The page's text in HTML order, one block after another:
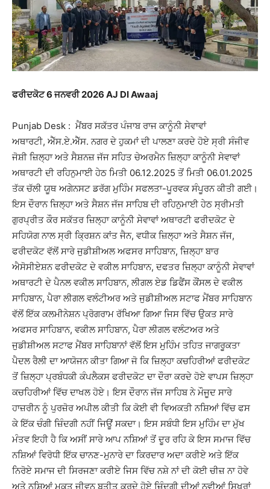
ਫਰੀਦਕੋਟ 6 ਜਨਵਰੀ 2026 AJ DI Awaaj
Punjab Desk : ਮੈਂਬਰ ਸਕੱਤਰ ਪੰਜਾਬ ਰਾਜ ਕਾਨੂੰਨੀ ਸੇਵਾਵਾਂ
ਅਥਾਰਟੀ, ਐੱਸ.ਏ.ਐੱਸ. ਨਗਰ ਦੇ ਹੁਕਮਾਂ ਦੀ ਪਾਲਣਾ ਕਰਦੇ ਹੋਏ ਸ੍ਰੀ ਸੰਜੀਵ
ਜੋਸ਼ੀ ਜ਼ਿਲ੍ਹਾ ਅਤੇ ਸੈਸ਼ਨਜ਼ ਜੱਜ ਸਹਿਤ ਚੇਅਰਮੈਨ ਜ਼ਿਲ੍ਹਾ ਕਾਨੂੰਨੀ ਸੇਵਾਵਾਂ
ਅਥਾਰਟੀ ਦੀ ਰਹਿਨੁਮਾਈ ਹੇਠ ਮਿਤੀ 06.12.2025 ਤੋਂ ਮਿਤੀ 06.01.2025
ਤੱਕ ਚੱਲੀ ਯੂਥ ਅਗੇਨਸਟ ਡਰੱਗਮੁਹਿੰਮ ਸਫਲਤਾ-ਪੂਰਵਕ ਸੰਪੂਰਨ ਕੀਤੀ ਗਈ।
ਇਸ ਦੌਰਾਨ ਜ਼ਿਲ੍ਹਾ ਅਤੇ ਸੈਸ਼ਨ ਜੱਜ ਸਾਹਿਬ ਦੀ ਰਹਿਨੁਮਾਈ ਹੇਠ ਸ੍ਰੀਮਤੀ
ਗੁਰਪ੍ਰੀਤ ਕੌਰ ਸਕੱਤਰ ਜ਼ਿਲ੍ਹਾ ਕਾਨੂੰਨੀ ਸੇਵਾਵਾਂ ਅਥਾਰਟੀ ਫਰੀਦਕੋਟ ਦੇ
ਸਹਿਯੋਗ ਨਾਲ ਸ੍ਰੀ ਕ੍ਰਿਸ਼ਨ ਕਾਂਤ ਜੈਨ, ਵਧੀਕ ਜ਼ਿਲ੍ਹਾ ਅਤੇ ਸੈਸ਼ਨ ਜੱਜ,
ਫਰੀਦਕੋਟ ਵੱਲੋਂ ਸਾਰੇ ਜੁਡੀਸ਼ੀਅਲ ਅਫਸਰ ਸਾਹਿਬਾਨ, ਜ਼ਿਲ੍ਹਾ ਬਾਰ
ਐਸੋਸੀਏਸ਼ਨ ਫਰੀਦਕੋਟ ਦੇ ਵਕੀਲ ਸਾਹਿਬਾਨ, ਦਫਤਰ ਜ਼ਿਲ੍ਹਾ ਕਾਨੂੰਨੀ ਸੇਵਾਵਾਂ
ਅਥਾਰਟੀ ਦੇ ਪੈਨਲ ਵਕੀਲ ਸਾਹਿਬਾਨ, ਲੀਗਲ ਏਡ ਡਿਫੈਂਸ ਕੌਂਸਲ ਦੇ ਵਕੀਲ
ਸਾਹਿਬਾਨ, ਪੈਰਾ ਲੀਗਲ ਵਲੰਟੀਅਰ ਅਤੇ ਜੁਡੀਸ਼ੀਅਲ ਸਟਾਫ ਮੈਂਬਰ ਸਾਹਿਬਾਨ
ਵੱਲੋਂ ਇੱਕ ਕਲਮੀਨੇਸ਼ਨ ਪ੍ਰੋਗਰਾਮ ਰੱਖਿਆ ਗਿਆ ਜਿਸ ਵਿੱਚ ਉਕਤ ਸਾਰੇ
ਅਫਸਰ ਸਾਹਿਬਾਨ, ਵਕੀਲ ਸਾਹਿਬਾਨ, ਪੈਰਾ ਲੀਗਲ ਵਲੰਟਅਰ ਅਤੇ
ਜੁਡੀਸ਼ੀਅਲ ਸਟਾਫ ਮੈਂਬਰ ਸਾਹਿਬਾਨਾਂ ਵੱਲੋਂ ਇਸ ਮੁਹਿੰਮ ਤਹਿਤ ਜਾਗਰੂਕਤਾ
ਪੈਦਲ ਰੈਲੀ ਦਾ ਆਯੋਜਨ ਕੀਤਾ ਗਿਆ ਜੋ ਕਿ ਜ਼ਿਲ੍ਹਾ ਕਚਹਿਰੀਆਂ ਫਰੀਦਕੋਟ
ਤੋਂ ਜ਼ਿਲ੍ਹਾ ਪ੍ਰਬੰਧਕੀ ਕੰਪਲੈਕਸ ਫਰੀਦਕੋਟ ਦਾ ਦੌਰਾ ਕਰਦੇ ਹੋਏ ਵਾਪਸ ਜ਼ਿਲ੍ਹਾ
ਕਚਹਿਰੀਆਂ ਵਿੱਚ ਦਾਖਲ ਹੋਏ। ਇਸ ਦੌਰਾਨ ਜੱਜ ਸਾਹਿਬ ਨੇ ਮੌਜੂਦ ਸਾਰੇ
ਹਾਜ਼ਰੀਨ ਨੂੰ ਪੁਰਜ਼ੋਰ ਅਪੀਲ ਕੀਤੀ ਕਿ ਕੋਈ ਵੀ ਵਿਅਕਤੀ ਨਸ਼ਿਆਂ ਵਿੱਚ ਫਸ
ਕੇ ਇੱਕ ਚੰਗੀ ਜ਼ਿੰਦਗੀ ਨਹੀਂ ਜਿਊਂ ਸਕਦਾ। ਇਸ ਸਬੰਧੀ ਇਸ ਮੁਹਿੰਮ ਦਾ ਮੁੱਖ
ਮੰਤਵ ਇਹੀ ਹੈ ਕਿ ਅਸੀਂ ਸਾਰੇ ਆਪ ਨਸ਼ਿਆਂ ਤੋਂ ਦੂਰ ਰਹਿ ਕੇ ਇਸ ਸਮਾਜ ਵਿੱਚ
ਨਸ਼ਿਆਂ ਵਿਰੋਧੀ ਇੱਕ ਚਾਨਣ-ਮੁਨਾਰੇ ਦਾ ਕਿਰਦਾਰ ਅਦਾ ਕਰੀਏ ਅਤੇ ਇੱਕ
ਨਿਰੋਏ ਸਮਾਜ ਦੀ ਸਿਰਜਣਾ ਕਰੀਏ ਜਿਸ ਵਿੱਚ ਨਸ਼ੇ ਨਾਂ ਦੀ ਕੋਈ ਚੀਜ਼ ਨਾ ਹੋਵੇ
ਅਤੇ ਨਸ਼ਿਆਂ ਮੁਕਤ ਜੀਵਨ ਬਤੀਤ ਕਰਦੇ ਹੋਏ ਜ਼ਿੰਦਗੀ ਦੀਆਂ ਨਵੀਆਂ ਸਿਖਰਾਂ